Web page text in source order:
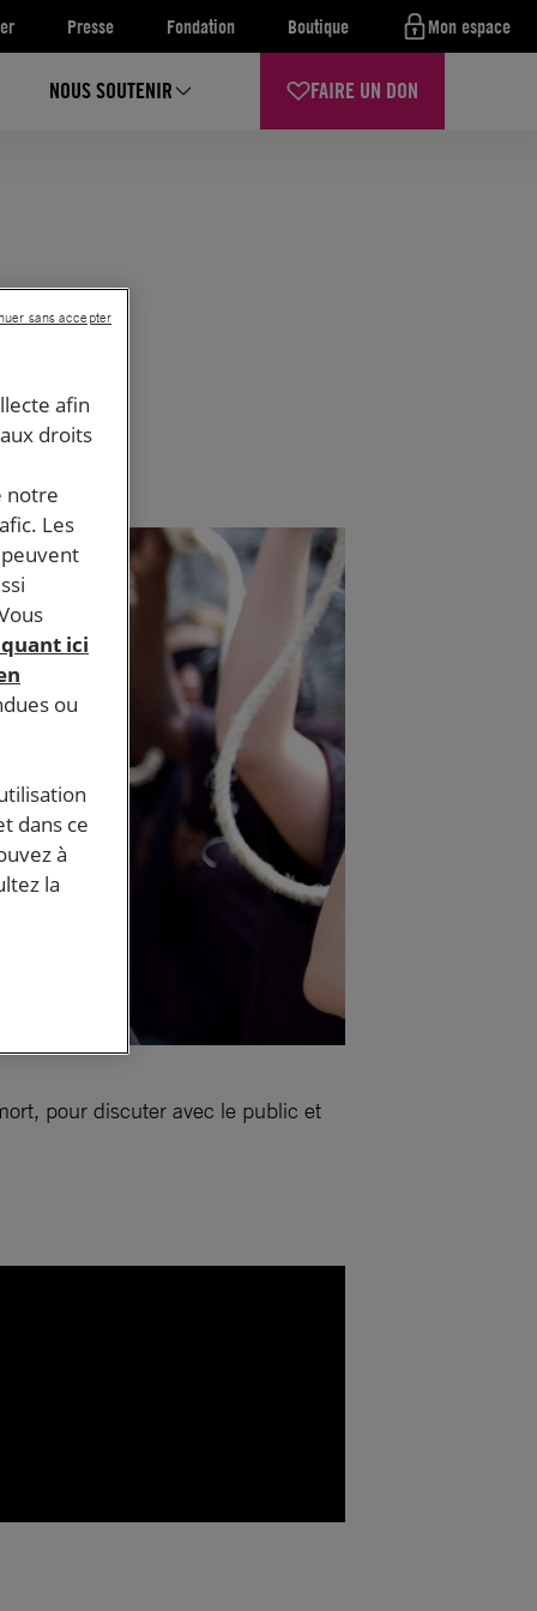
Presse Fondation Boutique Mon espace
NOUS SOUTENIR FAIRE UN DON
pour discuter avec le public et
afin
droits
notre
Les
ici
ou
dans ce
à
la
sans accepter